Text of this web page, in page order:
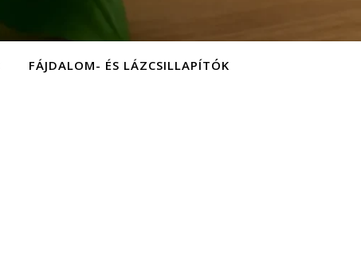
FÁJDALOM- ÉS LÁZCSILLAPÍTÓK